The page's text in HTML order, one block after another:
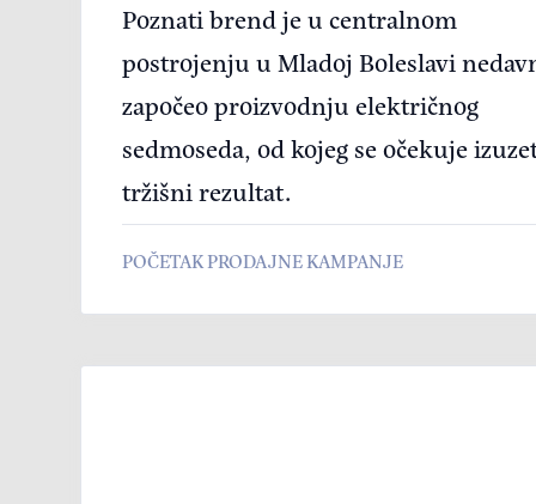
Poznati brend je u centralnom
postrojenju u Mladoj Boleslavi
započeo proizvodnju električnog
sedmoseda, od kojeg se očekuje
tržišni rezultat.
POČETAK PRODAJNE KAMPANJE